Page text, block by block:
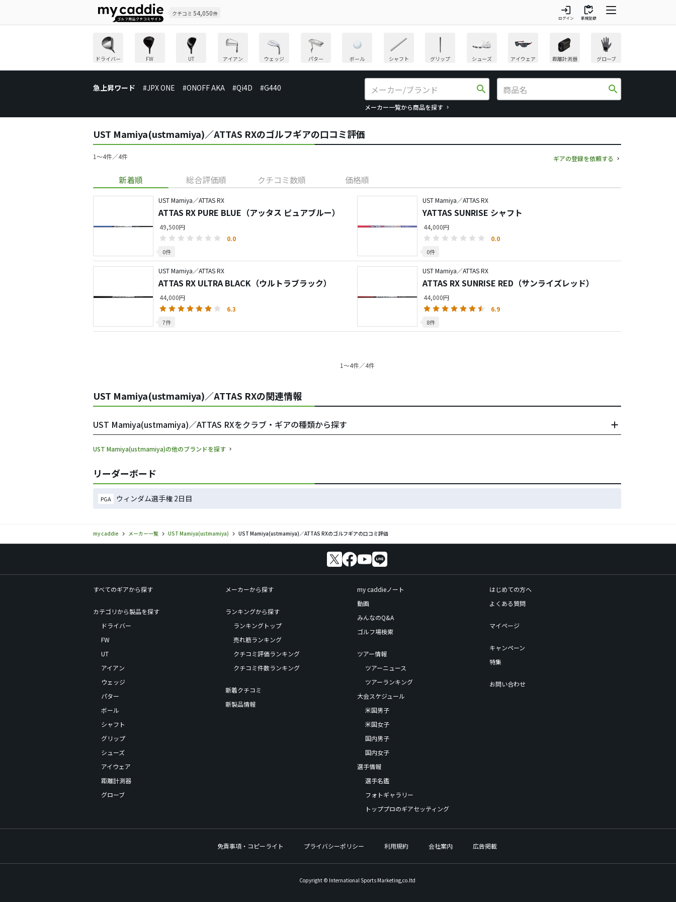
クチコミ 54,050件 login
ログイン
inventory
新規登録
ドライバー FW UT アイアン ウェッジ パター ボール シャフト グリップ シューズ アイウェア 距離計測器 グローブ
急上昇ワード #JPX ONE #ONOFF AKA #Qi4D #G440 search
メーカー一覧から商品を探す
search
UST Mamiya(ustmamiya)／ATTAS RXのゴルフギアの口コミ評価
1〜4件／4件 ギアの登録を依頼する
新着順 総合評価順 クチコミ数順 価格順
UST Mamiya／ATTAS RX
ATTAS RX PURE BLUE（アッタス ピュアブルー）
49,500円
0.0
0件
UST Mamiya／ATTAS RX
YATTAS SUNRISE シャフト
44,000円
0.0
0件
UST Mamiya／ATTAS RX
ATTAS RX ULTRA BLACK（ウルトラブラック）
44,000円
6.3
7件
UST Mamiya／ATTAS RX
ATTAS RX SUNRISE RED（サンライズレッド）
44,000円
6.9
8件
1〜4件／4件
UST Mamiya(ustmamiya)／ATTAS RXの関連情報
UST Mamiya(ustmamiya)／ATTAS RXをクラブ・ギアの種類から探す
UST Mamiya(ustmamiya)の他のブランドを探す
リーダーボード
PGA ウィンダム選手権 2日目
my caddie メーカー一覧 UST Mamiya(ustmamiya) UST Mamiya(ustmamiya)／ATTAS RXのゴルフギアの口コミ評価
すべてのギアから探す
カテゴリから製品を探す
ドライバー
FW
UT
アイアン
ウェッジ
パター
ボール
シャフト
グリップ
シューズ
アイウェア
距離計測器
グローブ
メーカーから探す
ランキングから探す
ランキングトップ
売れ筋ランキング
クチコミ評価ランキング
クチコミ件数ランキング
新着クチコミ
新製品情報
my caddieノート
動画
みんなのQ&A
ゴルフ場検索
ツアー情報
ツアーニュース
ツアーランキング
大会スケジュール
米国男子
米国女子
国内男子
国内女子
選手情報
選手名鑑
フォトギャラリー
トッププロのギアセッティング
はじめての方へ
よくある質問
マイページ
キャンペーン
特集
お問い合わせ
免責事項・コピーライト プライバシーポリシー 利用規約 会社案内 広告掲載
Copyright © International Sports Marketing,co.ltd